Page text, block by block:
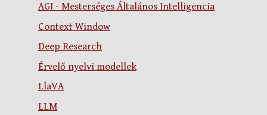
AGI - Mesterséges Általános Intelligencia
Context Window
Deep Research
Érvelő nyelvi modellek
LlaVA
LLM